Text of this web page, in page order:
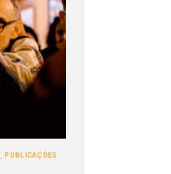
, PUBLICAÇÕES